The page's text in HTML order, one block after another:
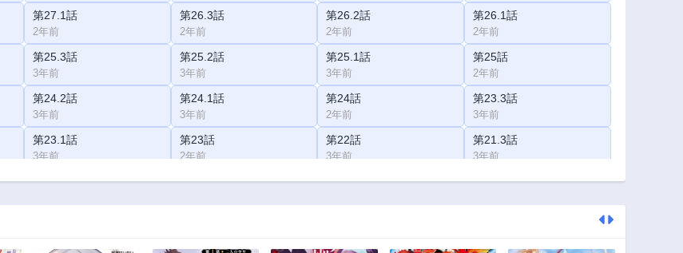
第27.1話
2年前
第26.3話
2年前
第26.2話
2年前
第26.1話
2年前
第25.3話
3年前
第25.2話
3年前
第25.1話
3年前
第25話
2年前
第24.2話
3年前
第24.1話
3年前
第24話
2年前
第23.3話
3年前
第23.1話
3年前
第23話
2年前
第22話
3年前
第21.3話
3年前
第21.1話 第21話 第20.3話 第20.2話